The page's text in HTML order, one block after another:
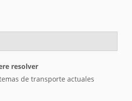
resolver
de transporte actuales